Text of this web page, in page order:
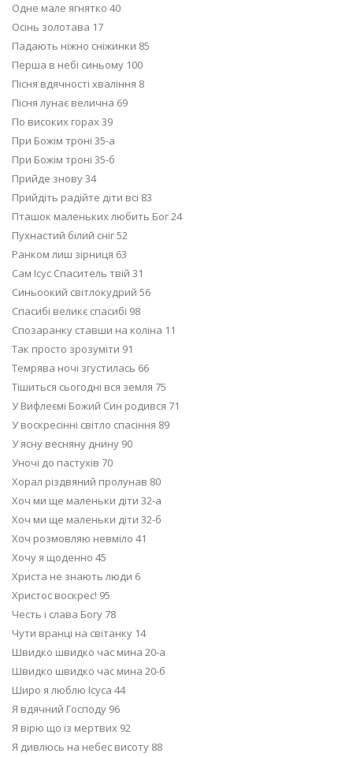
Одне мале ягнятко 40
Осінь золотава 17
Падають ніжно сніжинки 85
Перша в небі синьому 100
Пісня вдячності хваління 8
Пісня лунає велична 69
По високих горах 39
При Божім троні 35-а
При Божім троні 35-б
Прийде знову 34
Прийдіть радійте діти всі 83
Пташок маленьких любить Бог 24
Пухнастий білий сніг 52
Ранком лиш зірниця 63
Сам Ісус Спаситель твій 31
Синьоокий світлокудрий 56
Спасибі великє спасибі 98
Спозаранку ставши на коліна 11
Так просто зрозуміти 91
Темрява ночі згустилась 66
Тішиться сьогодні вся земля 75
У Вифлеємі Божий Син родився 71
У воскресінні світло спасіння 89
У ясну весняну днину 90
Уночі до пастухів 70
Хорал різдвяний пролунав 80
Хоч ми ще маленьки діти 32-а
Хоч ми ще маленьки діти 32-б
Хоч розмовляю невміло 41
Хочу я щоденно 45
Христа не знають люди 6
Христос воскрес! 95
Честь і слава Богу 78
Чути вранці на світанку 14
Швидко швидко час мина 20-а
Швидко швидко час мина 20-б
Широ я люблю Ісуса 44
Я вдячний Господу 96
Я вірю що із мертвих 92
Я дивлюсь на небес висоту 88